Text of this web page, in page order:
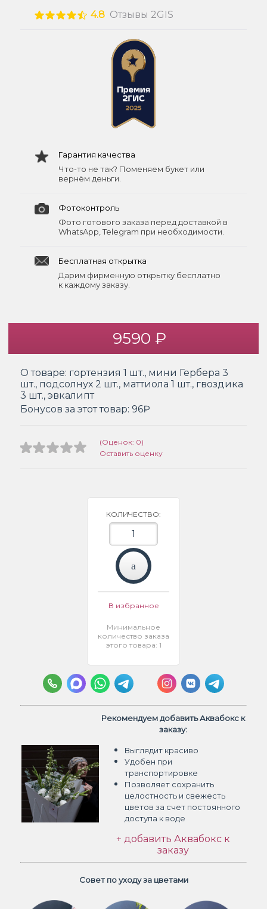
4.8 Отзывы 2GIS
Гарантия качества
Что-то не так? Поменяем букет или
вернём деньги.
Фотоконтроль
Фото готового заказа перед доставкой в
WhatsApp, Telegram при необходимости.
Бесплатная открытка
Дарим фирменную открытку бесплатно
к каждому заказу.
9590 ₽
О товаре: гортензия 1 шт., мини Гербера 3
шт., подсолнух 2 шт., маттиола 1 шт., гвоздика
3 шт., эвкалипт
Бонусов за этот товар: 96₽
(Оценок: 0)
Оставить оценку
КОЛИЧЕСТВО:
В избранное
Минимальное
количество заказа
этого товара: 1
Рекомендуем добавить Аквабокс к
заказу:
Выглядит красиво
Удобен при
транспортировке
Позволяет сохранить
целостность и свежесть
цветов за счет постоянного
доступа к воде
+ добавить Аквабокс к
заказу
Совет по уходу за цветами